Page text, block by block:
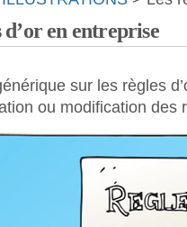
d’or en entreprise
sur les règles
ou modification des